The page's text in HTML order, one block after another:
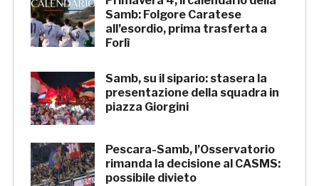
Samb: Folgore Caratese
all’esordio, prima trasferta a
Forlì
Samb, su il sipario: stasera la
presentazione della squadra in
piazza Giorgini
Pescara-Samb, l’Osservatorio
rimanda la decisione al CASMS:
possibile divieto